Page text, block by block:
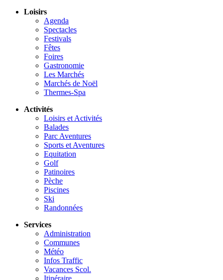
Loisirs
Agenda
Spectacles
Festivals
Fêtes
Foires
Gastronomie
Les Marchés
Marchés de Noël
Thermes-Spa
Activités
Loisirs et Activités
Balades
Parc Aventures
Sports et Aventures
Equitation
Golf
Patinoires
Pèche
Piscines
Ski
Randonnées
Services
Administration
Communes
Météo
Infos Traffic
Vacances Scol.